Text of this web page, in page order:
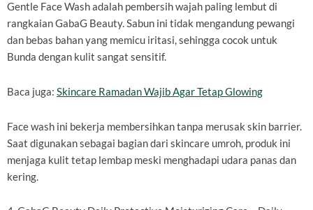
Gentle Face Wash adalah pembersih wajah paling lembut di
rangkaian GabaG Beauty. Sabun ini tidak mengandung pewangi
dan bebas bahan yang memicu iritasi, sehingga cocok untuk
Bunda dengan kulit sangat sensitif.
Baca juga: Skincare Ramadan Wajib Agar Tetap Glowing
Face wash ini bekerja membersihkan tanpa merusak skin barrier.
Saat digunakan sebagai bagian dari skincare umroh, produk ini
menjaga kulit tetap lembap meski menghadapi udara panas dan
kering.